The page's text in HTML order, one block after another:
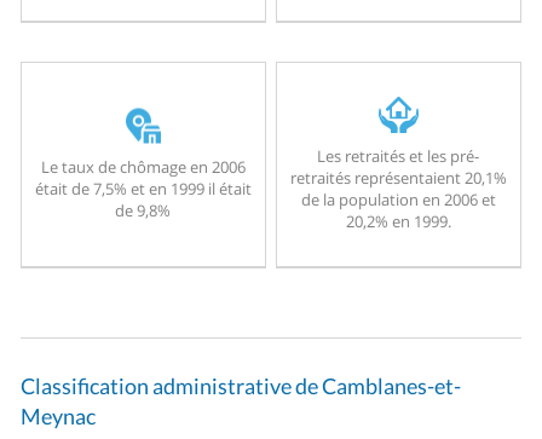
Le taux de chômage en 2006
était de 7,5% et en 1999 il était
de 9,8%
Les retraités et les pré-
retraités représentaient 20,1%
de la population en 2006 et
20,2% en 1999.
Classification administrative de Camblanes-et-
Meynac